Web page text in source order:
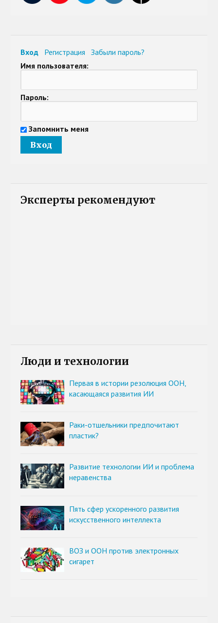
Вход Регистрация
Забыли пароль?
Имя пользователя:
Пароль:
Запомнить меня
Эксперты рекомендуют
Люди и технологии
Первая в истории резолюция ООН,
касающаяся развития ИИ
Раки-отшельники предпочитают
пластик?
Развитие технологии ИИ и проблема
неравенства
Пять сфер ускоренного развития
искусственного интеллекта
ВОЗ и ООН против электронных
сигарет